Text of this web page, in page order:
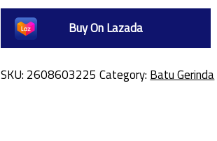
Buy On Lazada
SKU: 2608603225 Category: Batu Gerinda